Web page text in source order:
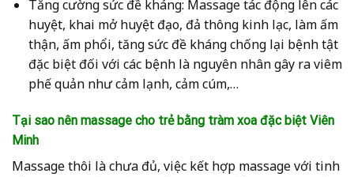
Tăng cường sức đề kháng: Massage tác động lên các
huyệt, khai mở huyệt đạo, đả thông kinh lạc, làm ấm
thận, ấm phổi, tăng sức đề kháng chống lại bệnh tật
đặc biệt đối với các bệnh là nguyên nhân gây ra viêm
phế quản như cảm lạnh, cảm cúm,…
Tại sao nên massage cho trẻ bằng tràm xoa đặc biệt Viên
Minh
Massage thôi là chưa đủ, việc kết hợp massage với tinh